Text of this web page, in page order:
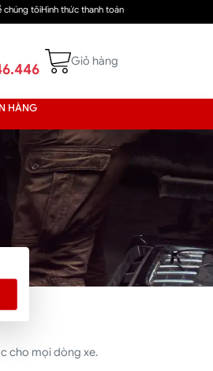
chúng tôiHình thức thanh toán
Giỏ hàng
HÀNG
cho mọi dòng xe.